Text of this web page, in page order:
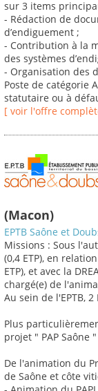
sur 3 items
- Rédaction de
d’endiguement ;
- Contribution à la
des systèmes
- Organisation des
Poste de catégorie
statutaire ou à
[ voir l'offre
(Macon)
EPTB Saône et
Missions : Sous
(0,4 ETP), en
ETP), et avec la
chargé(e) de
Au sein de l'EPTB,
Plus
projet " PAP Saône
De l'animation du
de Saône et côte